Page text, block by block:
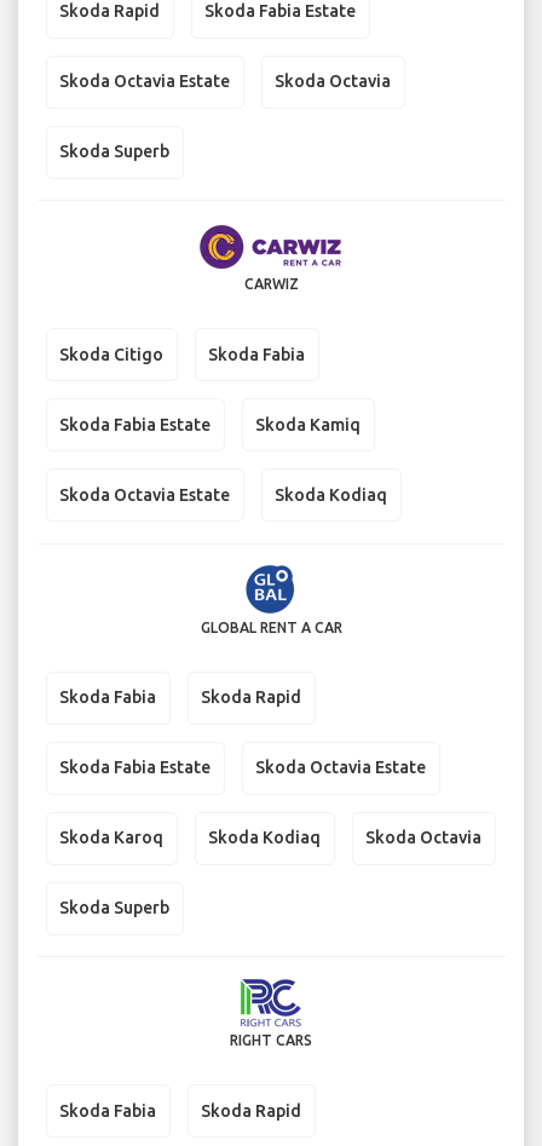
Skoda Rapid Skoda Fabia Estate
Skoda Octavia Estate Skoda Octavia
Skoda Superb
CARWIZ
Skoda Citigo Skoda Fabia
Skoda Fabia Estate Skoda Kamiq
Skoda Octavia Estate Skoda Kodiaq
GLOBAL RENT A CAR
Skoda Fabia Skoda Rapid
Skoda Fabia Estate Skoda Octavia Estate
Skoda Karoq Skoda Kodiaq Skoda Octavia
Skoda Superb
RIGHT CARS
Skoda Fabia Skoda Rapid